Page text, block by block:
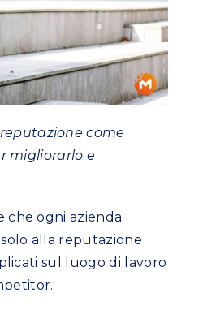
come
migliorarlo e
che ogni azienda
alla reputazione
sul luogo di lavoro